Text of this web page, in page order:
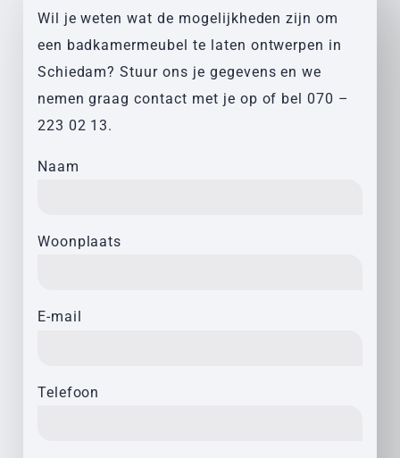
Wil je weten wat de mogelijkheden zijn om
een badkamermeubel te laten ontwerpen in
Schiedam? Stuur ons je gegevens en we
nemen graag contact met je op of bel 070 –
223 02 13.
Naam
Woonplaats
E-mail
Telefoon